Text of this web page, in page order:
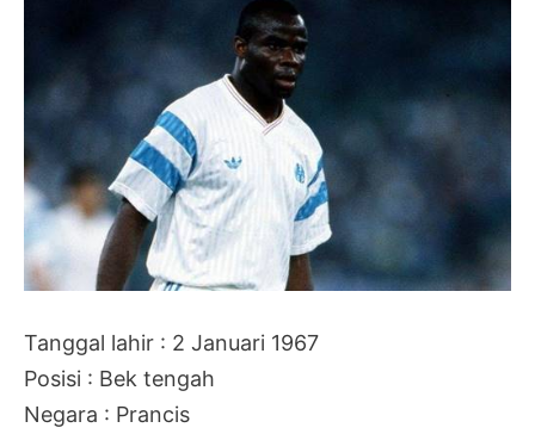
Tanggal lahir : 2 Januari 1967
Posisi : Bek tengah
Negara : Prancis